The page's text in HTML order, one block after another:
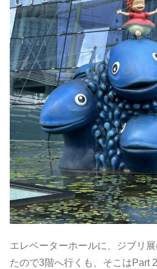
エレベーターホールに、ジブリ
たので3階へ行くも、そこはPart